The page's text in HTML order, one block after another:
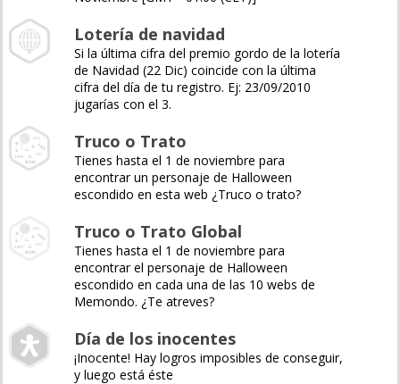
Lotería de navidad
Si la última cifra del premio gordo de la lotería
de Navidad (22 Dic) coincide con la última
cifra del día de tu registro. Ej: 23/09/2010
jugarías con el 3.
Truco o Trato
Tienes hasta el 1 de noviembre para
encontrar un personaje de Halloween
escondido en esta web ¿Truco o trato?
Truco o Trato Global
Tienes hasta el 1 de noviembre para
encontrar el personaje de Halloween
escondido en cada una de las 10 webs de
Memondo. ¿Te atreves?
Día de los inocentes
¡Inocente! Hay logros imposibles de conseguir,
y luego está éste